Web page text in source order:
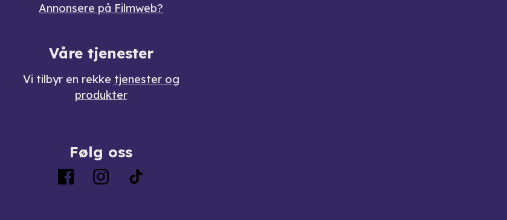
Annonsere på Filmweb?
Våre tjenester
Vi tilbyr en rekke tjenester og
produkter
Følg oss